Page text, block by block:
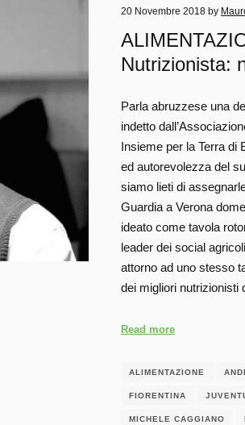
20 Novembre 2018 by
Nutrizionista:
Parla abruzzese una
indetto
Insieme per la Terra di
ed autorevolezza del
siamo lieti di
Guardia a Verona
ideato come tavola
leader dei social
attorno ad uno stesso
dei migliori nutrizionisti
Read more
ALIMENTAZIONE
FIORENTINA
MICHELE CAGGIANO